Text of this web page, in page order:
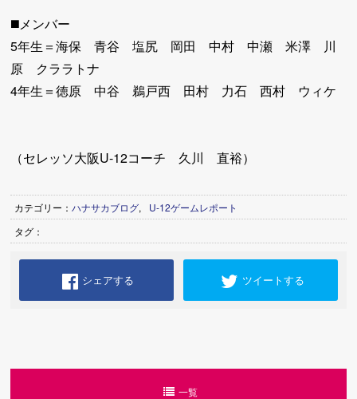
◼️メンバー
5年生＝海保 青谷 塩尻 岡田 中村 中瀬 米澤 川
原 クララトナ
4年生＝徳原 中谷 鵜戸西 田村 力石 西村 ウィケ
（セレッソ大阪U-12コーチ 久川 直裕）
カテゴリー：ハナサカブログ,
U-12ゲームレポート
タグ：
シェアする ツイートする
一覧